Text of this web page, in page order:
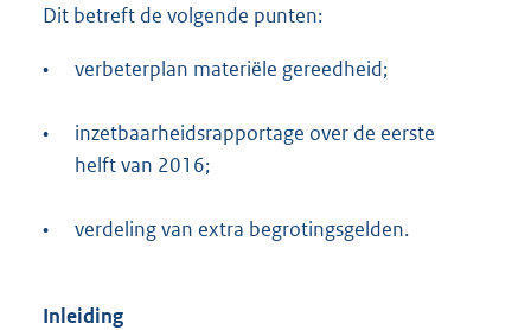
Dit betreft de volgende punten:
• verbeterplan materiële gereedheid;
•
inzetbaarheidsrapportage over de eerste
helft van 2016;
• verdeling van extra begrotingsgelden.
Inleiding